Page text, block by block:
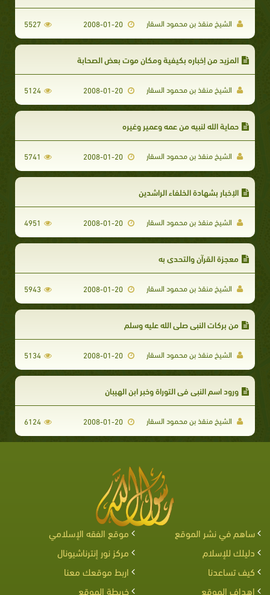
الشيخ منقذ بن محمود السقار 2008-01-20
5527
المزيد من إخباره بكيفية ومكان موت بعض الصحابة
الشيخ منقذ بن محمود السقار 2008-01-20
5124
حماية الله لنبيه من عمه وعمير وغيره
الشيخ منقذ بن محمود السقار 2008-01-20
5741
الإخبار بشهادة الخلفاء الراشدين
الشيخ منقذ بن محمود السقار 2008-01-20
4951
معجزة القرآن والتحدي به
الشيخ منقذ بن محمود السقار 2008-01-20
5943
من بركات النبي صلى الله عليه وسلم
الشيخ منقذ بن محمود السقار 2008-01-20
5134
ورود اسم النبي في التوراة وخبر ابن الهيبان
الشيخ منقذ بن محمود السقار 2008-01-20
6124
ساهم في نشر الموقع
موقع الفقه الإسلامي
دليلك للإسلام
مركز نور إنترناشيونال
كيف تساعدنا
اربط موقعك معنا
اهداف الموقع
خريطة الموقع